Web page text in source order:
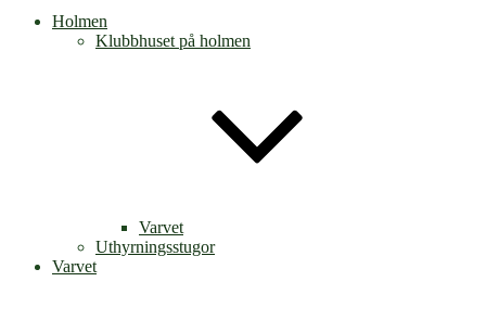
Holmen
Klubbhuset på holmen
Varvet
Uthyrningsstugor
Varvet